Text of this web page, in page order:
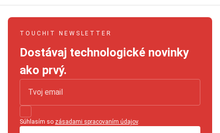
TOUCHIT NEWSLETTER
Dostávaj technologické novinky
ako prvý.
Súhlasím so zásadami spracovaním údajov.